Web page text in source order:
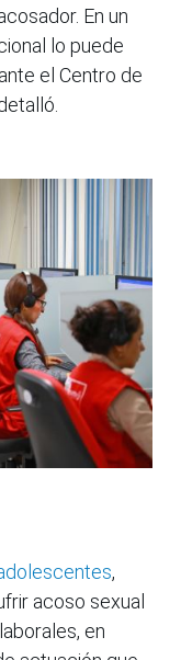
En un
lo puede
el Centro de
,
acoso sexual
en